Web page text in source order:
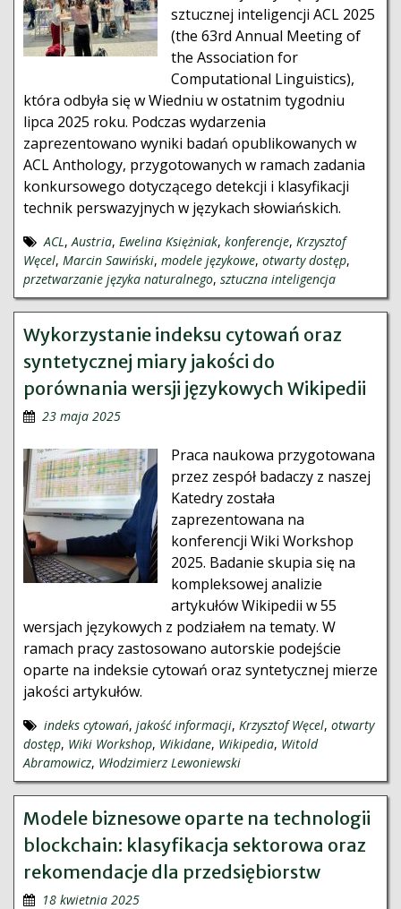
sztucznej inteligencji ACL 2025
(the 63rd Annual Meeting of
the Association for
Computational Linguistics),
która odbyła się w Wiedniu w ostatnim tygodniu
lipca 2025 roku. Podczas wydarzenia
zaprezentowano wyniki badań opublikowanych w
ACL Anthology, przygotowanych w ramach zadania
konkursowego dotyczącego detekcji i klasyfikacji
technik perswazyjnych w językach słowiańskich.
ACL,Austria, Ewelina Księżniak, konferencje, Krzysztof
Węcel, Marcin Sawiński, modele językowe, otwarty dostęp,
przetwarzanie języka naturalnego, sztuczna inteligencja
Wykorzystanie indeksu cytowań oraz
syntetycznej miary jakości do
porównania wersji językowych Wikipedii
23 maja 2025
Praca naukowa przygotowana
przez zespół badaczy z naszej
Katedry została
zaprezentowana na
konferencji Wiki Workshop
2025. Badanie skupia się na
kompleksowej analizie
artykułów Wikipedii w 55
wersjach językowych z podziałem na tematy. W
ramach pracy zastosowano autorskie podejście
oparte na indeksie cytowań oraz syntetycznej mierze
jakości artykułów.
indeks cytowań, jakość informacji, Krzysztof Węcel, otwarty
dostęp, Wiki Workshop, Wikidane, Wikipedia, Witold
Abramowicz, Włodzimierz Lewoniewski
Modele biznesowe oparte na technologii
blockchain: klasyfikacja sektorowa oraz
rekomendacje dla przedsiębiorstw
18 kwietnia 2025